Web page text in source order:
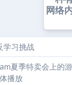
网络
学习挑战
夏季特卖会上的
播放